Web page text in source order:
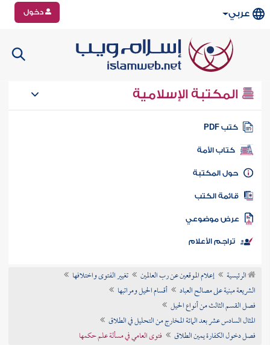
عربي دخول
المكتبة الإسلامية
كتب PDF
كتاب الأمة
المكتبة
الكتب
موضوعي
تراجم الأعلام
الرئيسية إعلام الموقعين عن رب العالمين
تغيير الفتوى واختلافها
الشريعة مبنية على مصالح العباد
أقسام الحيل ومراتبها
فصل القسم الثالث من أنواع الحيل
المثال السادس عشر بعد المائة المخارج من التحليل في الطلاق
فصل دخول الكفارة يمين الطلاق
فتوى العامي في مسألة علم حكمها